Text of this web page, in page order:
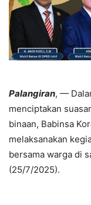
Palangiran, —
menciptakan
binaan, Babinsa
melaksanakan
bersama warga di
(25/7/2025).